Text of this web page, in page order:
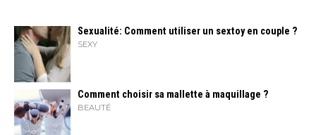
Sexualité: Comment utiliser un sextoy en couple ?
SEXY
Comment choisir sa mallette à maquillage ?
BEAUTÉ